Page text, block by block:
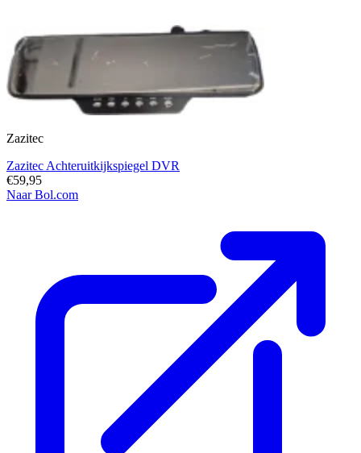
Zazitec
Zazitec Achteruitkijkspiegel DVR
€59,95
Naar Bol.com